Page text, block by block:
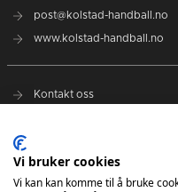
post@kolstad-handball.no
www.kolstad-handball.no
Kontakt oss
Billetter og sesongkort
Vi bruker cookies
Vi kan kan komme til å bruke